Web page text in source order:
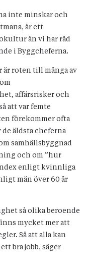
inte minskar och
är ett
än vi har råd
i Byggcheferna.
roten till många av
affärsrisker och
att var femte
förekommer ofta
de äldsta cheferna
samhällsbyggnad
och om ”hur
enligt kvinnliga
män över 60 år
så olika beroende
mycket mer att
Så att alla kan
bra jobb, säger